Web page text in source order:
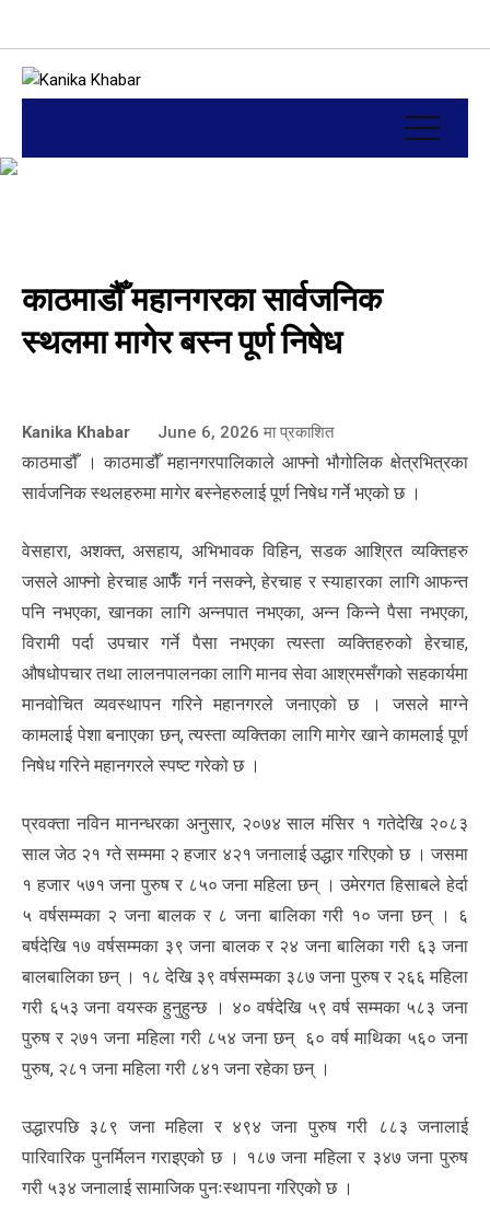
काठमाडौँ महानगरका सार्वजनिक
स्थलमा मागेर बस्न पूर्ण निषेध
Kanika Khabar June 6, 2026 मा प्रकाशित
काठमाडौँ । काठमाडौँ महानगरपालिकाले आफ्नो भौगोलिक क्षेत्रभित्रका
सार्वजनिक स्थलहरुमा मागेर बस्नेहरुलाई पूर्ण निषेध गर्ने भएको छ ।
वेसहारा, अशक्त, असहाय, अभिभावक विहिन, सडक आश्रित व्यक्तिहरु
जसले आफ्नो हेरचाह आफैँ गर्न नसक्ने, हेरचाह र स्याहारका लागि आफन्त
पनि नभएका, खानका लागि अन्नपात नभएका, अन्न किन्ने पैसा नभएका,
विरामी पर्दा उपचार गर्ने पैसा नभएका त्यस्ता व्यक्तिहरुको हेरचाह,
औषधोपचार तथा लालनपालनका लागि मानव सेवा आश्रमसँगको सहकार्यमा
मानवोचित व्यवस्थापन गरिने महानगरले जनाएको छ । जसले माग्ने
कामलाई पेशा बनाएका छन्, त्यस्ता व्यक्तिका लागि मागेर खाने कामलाई पूर्ण
निषेध गरिने महानगरले स्पष्ट गरेको छ ।
प्रवक्ता नविन मानन्धरका अनुसार, २०७४ साल मंसिर १ गतेदेखि २०८३
साल जेठ २१ ग्ते सम्ममा २ हजार ४२१ जनालाई उद्धार गरिएको छ । जसमा
१ हजार ५७१ जना पुरुष र ८५० जना महिला छन् । उमेरगत हिसाबले हेर्दा
५ वर्षसम्मका २ जना बालक र ८ जना बालिका गरी १० जना छन् । ६
बर्षदेखि १७ वर्षसम्मका ३९ जना बालक र २४ जना बालिका गरी ६३ जना
बालबालिका छन् । १८ देखि ३९ वर्षसम्मका ३८७ जना पुरुष र २६६ महिला
गरी ६५३ जना वयस्क हुनुहुन्छ । ४० वर्षदेखि ५९ वर्ष सम्मका ५८३ जना
पुरुष र २७१ जना महिला गरी ८५४ जना छन् ६० वर्ष माथिका ५६० जना
पुरुष, २८१ जना महिला गरी ८४१ जना रहेका छन् ।
उद्धारपछि ३८९ जना महिला र ४९४ जना पुरुष गरी ८८३ जनालाई
पारिवारिक पुनर्मिलन गराइएको छ । १८७ जना महिला र ३४७ जना पुरुष
गरी ५३४ जनालाई सामाजिक पुनःस्थापना गरिएको छ ।